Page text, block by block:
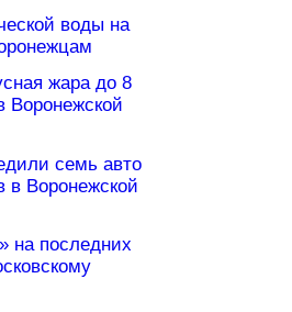
воды на
жара до 8
Воронежской
семь авто
в Воронежской
на последних